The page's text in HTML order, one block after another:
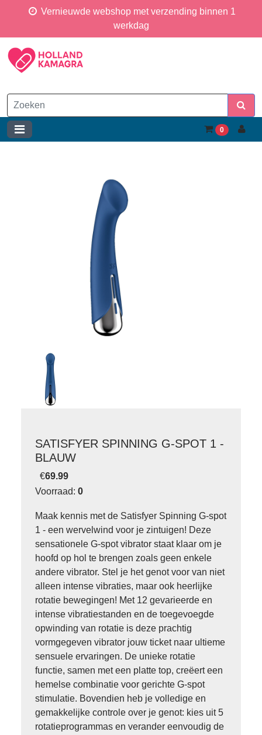
Vernieuwde webshop met verzending binnen 1
werkdag
0
SATISFYER SPINNING G-SPOT 1 -
BLAUW
€69.99
Voorraad: 0
Maak kennis met de Satisfyer Spinning G-spot
1 - een wervelwind voor je zintuigen! Deze
sensationele G-spot vibrator staat klaar om je
hoofd op hol te brengen zoals geen enkele
andere vibrator. Stel je het genot voor van niet
alleen intense vibraties, maar ook heerlijke
rotatie bewegingen! Met 12 gevarieerde en
intense vibratiestanden en de toegevoegde
opwinding van rotatie is deze prachtig
vormgegeven vibrator jouw ticket naar ultieme
sensuele ervaringen. De unieke rotatie
functie, samen met een platte top, creëert een
hemelse combinatie voor gerichte G-spot
stimulatie. Bovendien heb je volledige en
gemakkelijke controle over je genot: kies uit 5
rotatieprogrammas en verander eenvoudig de